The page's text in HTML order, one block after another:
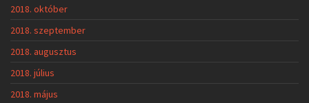
2018. október
2018. szeptember
2018. augusztus
2018. július
2018. május